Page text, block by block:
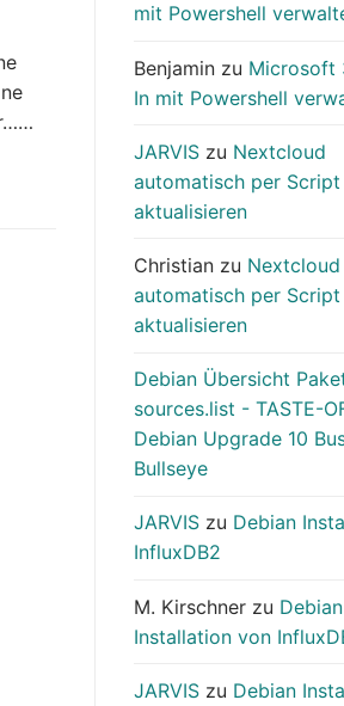
mit Powershell
Benjamin zu Microsoft
In mit Powershell
JARVIS zu Nextcloud
automatisch per
aktualisieren
Christian zu Nextcloud
automatisch per
aktualisieren
Debian Übersicht
sources.list - TASTE-
Debian Upgrade 10
Bullseye
JARVIS zu Debian
InfluxDB2
M. Kirschner zu Debian
Installation von
JARVIS zu Debian